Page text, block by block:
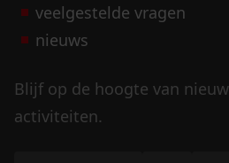
veelgestelde vragen
nieuws
Blijf op de hoogte van
activiteiten.